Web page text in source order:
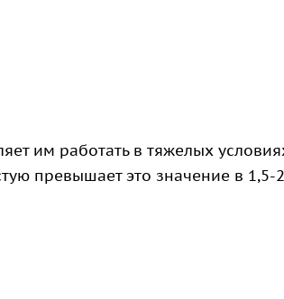
им работать в тяжелых
превышает это значение в 1,5-2